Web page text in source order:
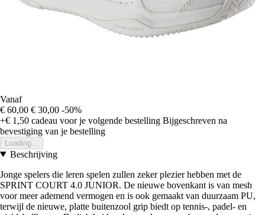
Vanaf
€ 60,00 € 30,00 -50%
+€ 1,50 cadeau voor je volgende bestelling Bijgeschreven na
bevestiging van je bestelling
Loading...
Beschrijving
Jonge spelers die leren spelen zullen zeker plezier hebben met de
SPRINT COURT 4.0 JUNIOR. De nieuwe bovenkant is van mesh
voor meer ademend vermogen en is ook gemaakt van duurzaam PU,
terwijl de nieuwe, platte buitenzool grip biedt op tennis-, padel- en